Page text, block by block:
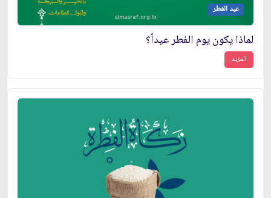
عيد الفطر
لماذا يكون يوم الفطر عيداً؟
المزيد